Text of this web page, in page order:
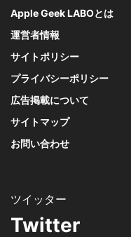
Apple Geek LABOとは
運営者情報
サイトポリシー
プライバシーポリシー
広告掲載について
サイトマップ
お問い合わせ
Twitter